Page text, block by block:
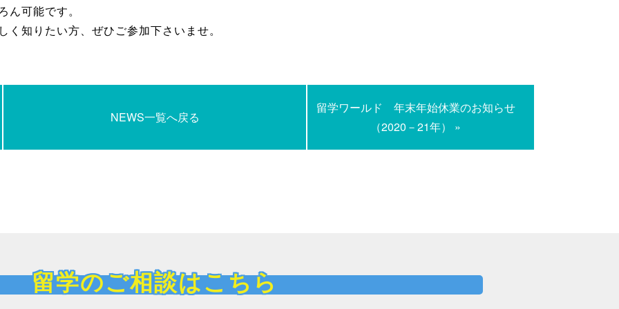
可能です。
知りたい方、ぜひご参加下さいませ。
NEWS一覧へ戻る
留学ワールド 年末年始休業のお知らせ
（2020－21年） »
留学のご相談はこちら